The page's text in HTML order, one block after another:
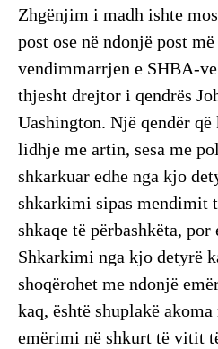
Zhgënjim i madh ishte
post ose në ndonjë post
vendimmarrjen e SHBA-
thjesht drejtor i qendrës
Uashington. Një qendër që
lidhje me artin, sesa me
shkarkuar edhe nga kjo
shkarkimi sipas mendimit
shkaqe të përbashkëta, por
Shkarkimi nga kjo detyrë
shoqërohet me ndonjë
kaq, është shuplakë akoma
emërimi në shkurt të vitit